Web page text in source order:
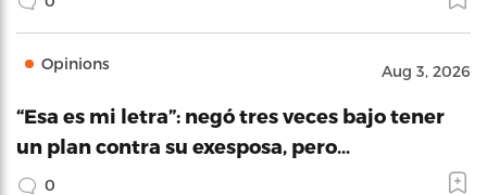
Opinions Aug 3, 2026
“Esa es mi letra”: negó tres veces bajo tener
un plan contra su exesposa, pero…
0